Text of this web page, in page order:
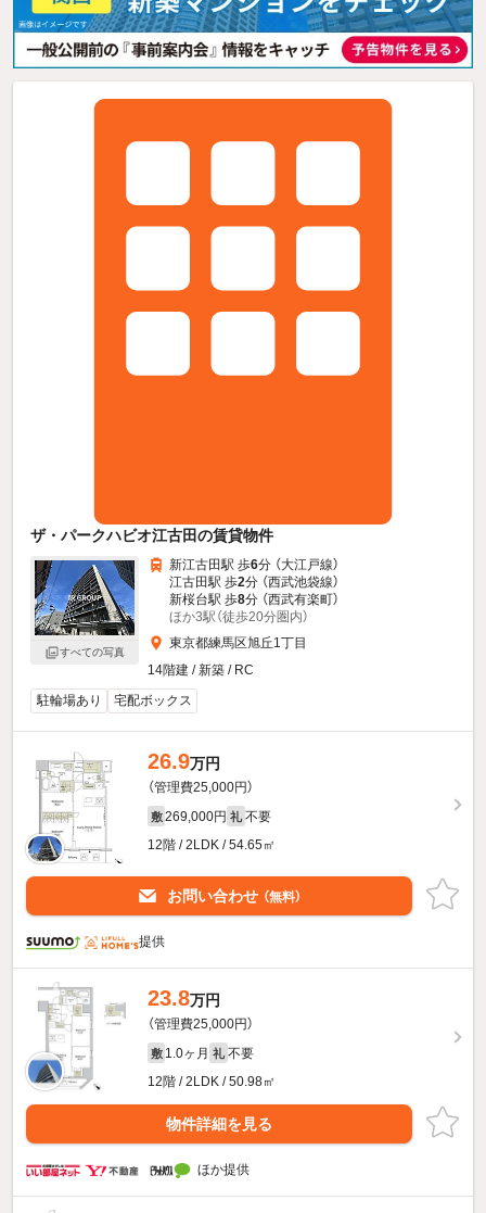
ザ・パークハビオ江古田の賃貸物件
すべての写真
新江古田駅 歩6分 （大江戸線）
江古田駅 歩2分 （西武池袋線）
新桜台駅 歩8分 （西武有楽町）
ほか3駅（徒歩20分圏内）
東京都練馬区旭丘1丁目
14階建 / 新築 / RC
駐輪場あり
宅配ボックス
26.9万円
（管理費25,000円）
敷 269,000円 礼 不要
12階 / 2LDK / 54.65㎡
お問い合わせ （無料）
提供
23.8万円
（管理費25,000円）
敷 1.0ヶ月 礼 不要
12階 / 2LDK / 50.98㎡
物件詳細を見る
ほか提供